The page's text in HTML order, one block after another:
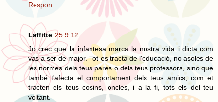
Respon
Laffitte 25.9.12
Jo crec que la infantesa marca la nostra vida i dicta com
vas a ser de major. Tot es tracta de l'educació, no asoles de
les normes dels teus pares o dels teus professors, sino que
també t'afecta el comportament dels teus amics, com et
tracten els teus cosins, oncles, i a la fi, tots els del teu
voltant.